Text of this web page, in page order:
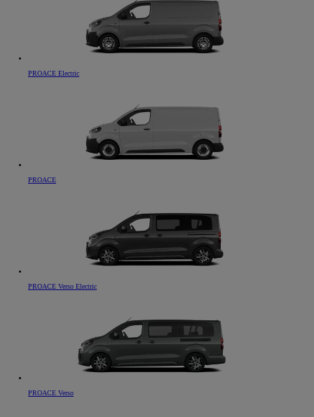
PROACE Electric
PROACE
PROACE Verso Electric
PROACE Verso